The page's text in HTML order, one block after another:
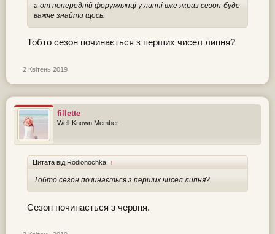
а от попередній форумлянці у липні вже якраз сезон-буде
важче знайти щось.
Тобто сезон починається з перших чисел липня?
2 Квітень 2019
fillette
Well-Known Member
Цитата від Rodionochka: ↑
Тобто сезон починається з перших чисел липня?
Сезон починається з червня.